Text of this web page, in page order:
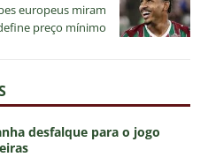
europeus miram
preço mínimo
desfalque para o jogo